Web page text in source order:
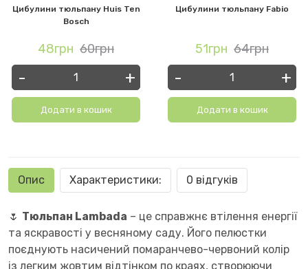
Цибулини тюльпану Huis Ten
Bosch
48грн 60грн
- +
Додати в кошик
Цибулини тюльпану Fabio
51грн 64грн
- +
Додати в кошик
Опис Характеристики: 0 відгуків
🌷 Тюльпан Lambada – це справжнє втілення енергії
та яскравості у весняному саду. Його пелюстки
поєднують насичений помаранчево-червоний колір
із легким жовтим відтінком по краях, створюючи